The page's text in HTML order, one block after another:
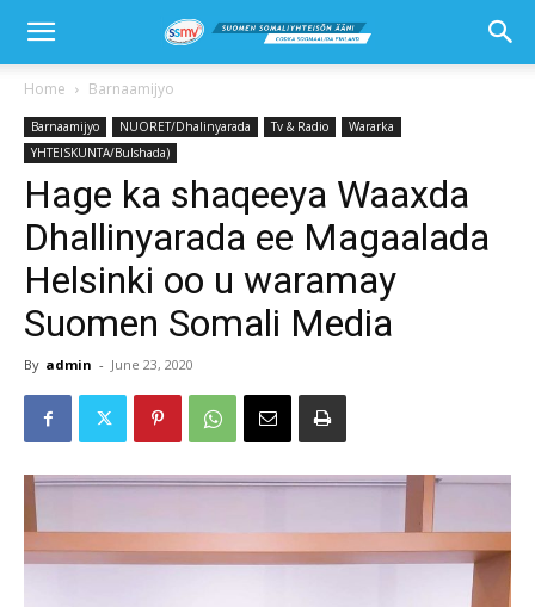
Home Barnaamijyo
Barnaamijyo NUORET/Dhalinyarada Tv & Radio
Wararka
YHTEISKUNTA/Bulshada)
Hage ka shaqeeya Waaxda
Dhallinyarada ee Magaalada
Helsinki oo u waramay
Suomen Somali Media
By admin - June 23, 2020